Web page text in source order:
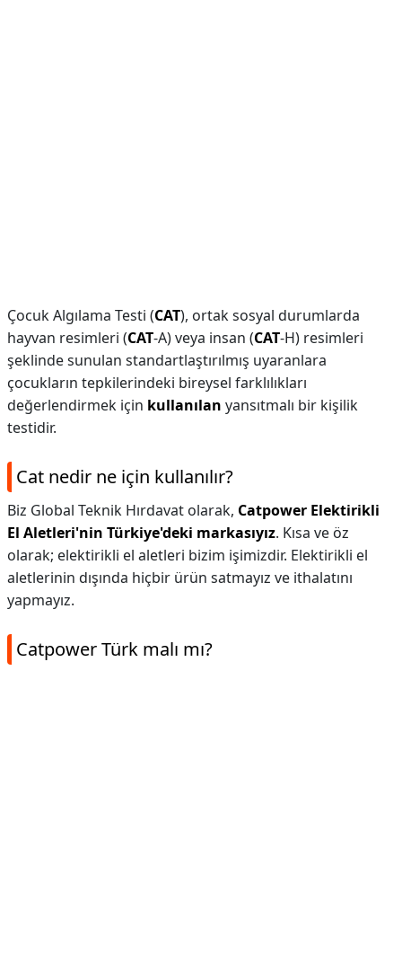
Çocuk Algılama Testi (CAT), ortak sosyal durumlarda
hayvan resimleri (CAT-A) veya insan (CAT-H) resimleri
şeklinde sunulan standartlaştırılmış uyaranlara
çocukların tepkilerindeki bireysel farklılıkları
değerlendirmek için kullanılan yansıtmalı bir kişilik
testidir.
Cat nedir ne için kullanılır?
Biz Global Teknik Hırdavat olarak, Catpower Elektirikli
El Aletleri'nin Türkiye'deki markasıyız. Kısa ve öz
olarak; elektirikli el aletleri bizim işimizdir. Elektirikli el
aletlerinin dışında hiçbir ürün satmayız ve ithalatını
yapmayız.
Catpower Türk malı mı?